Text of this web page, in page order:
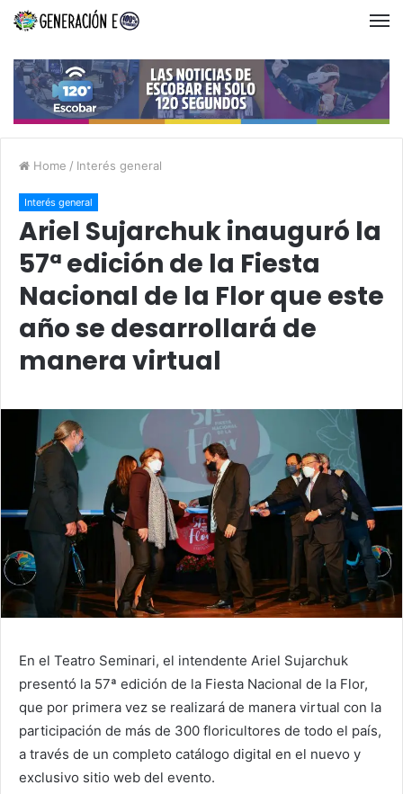
Home / Interés general
Interés general
Ariel Sujarchuk inauguró la
57ª edición de la Fiesta
Nacional de la Flor que este
año se desarrollará de
manera virtual
En el Teatro Seminari, el intendente Ariel Sujarchuk
presentó la 57ª edición de la Fiesta Nacional de la Flor,
que por primera vez se realizará de manera virtual con la
participación de más de 300 floricultores de todo el país,
a través de un completo catálogo digital en el nuevo y
exclusivo sitio web del evento.